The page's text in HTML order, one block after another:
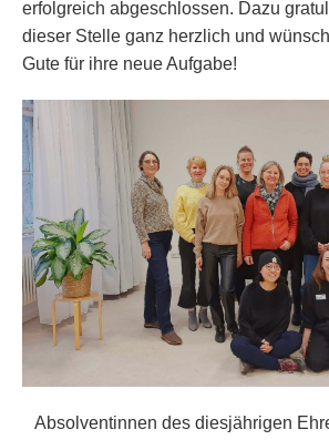
erfolgreich abgeschlossen. Dazu
dieser Stelle ganz herzlich und
Gute für ihre neue Aufgabe!
Absolventinnen des diesjährigen